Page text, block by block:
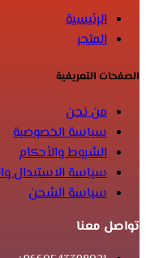
الرئيسية
المتجر
الصفحات التعريفية
من نحن
سياسة الخصوصية
الشروط والأحكام
سياسة الاستبدال
سياسة الشحن
تواصل معنا